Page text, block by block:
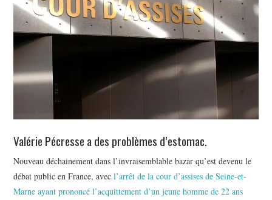
CULTURE
Valérie Pécresse a des problèmes d’estomac.
Nouveau déchainement dans l’invraisemblable bazar qu’est devenu le
débat public en France, avecl’arrêt de la cour d’assises de Seine-et-
Marne ayant prononcé l’acquittement d’un jeune homme de 22 ans